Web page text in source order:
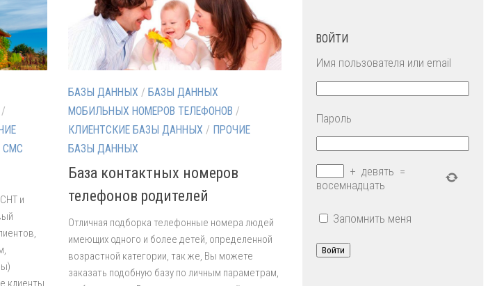
/
СМС
и
клиенты.
БАЗЫ ДАННЫХ / БАЗЫ ДАННЫХ
МОБИЛЬНЫХ НОМЕРОВ ТЕЛЕФОНОВ /
КЛИЕНТСКИЕ БАЗЫ ДАННЫХ / ПРОЧИЕ
БАЗЫ ДАННЫХ
База контактных номеров
телефонов родителей
Отличная подборка телефонные номера людей
имеющих одного и более детей, определенной
возрастной категории, так же, Вы можете
заказать подобную базу по личным параметрам,
ВОЙТИ
Имя пользователя или email
Пароль
+ девять =
восемнадцать
Запомнить меня
Войти